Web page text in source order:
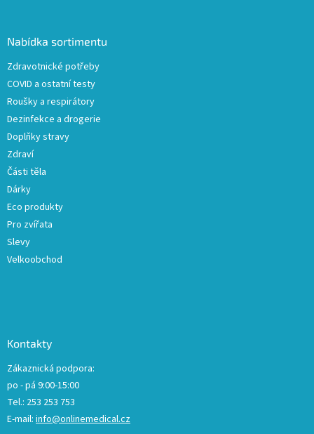
Nabídka sortimentu
Zdravotnické potřeby
COVID a ostatní testy
Roušky a respirátory
Dezinfekce a drogerie
Doplňky stravy
Zdraví
Části těla
Dárky
Eco produkty
Pro zvířata
Slevy
Velkoobchod
Kontakty
Zákaznická podpora:
po - pá 9:00-15:00
Tel.: 253 253 753
E-mail: info@onlinemedical.cz